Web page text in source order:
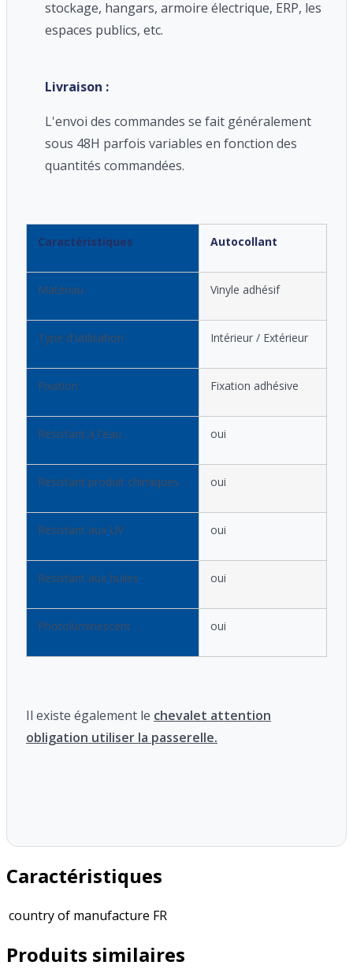
stockage, hangars, armoire électrique, ERP, les
espaces publics, etc.
Livraison :
L'envoi des commandes se fait généralement
sous 48H parfois variables en fonction des
quantités commandées.
Caractéristiques Autocollant
Matériau Vinyle adhésif
Type d'utilisation Intérieur / Extérieur
Fixation Fixation adhésive
Résistant à l'eau oui
Résistant produit chimiques oui
Résistant aux UV oui
Résistant aux huiles oui
Photoluminescent oui
Il existe également le chevalet attention
obligation utiliser la passerelle.
Caractéristiques
country of manufacture FR
Produits similaires